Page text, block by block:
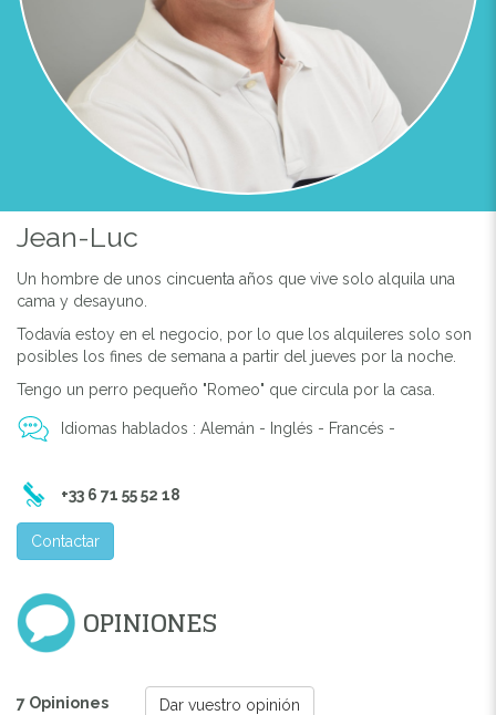
Previous
Jean-Luc
Un hombre de unos cincuenta años que vive solo alquila una
cama y desayuno.
Todavía estoy en el negocio, por lo que los alquileres solo son
posibles los fines de semana a partir del jueves por la noche.
Tengo un perro pequeño "Romeo" que circula por la casa.
Idiomas hablados : Alemán - Inglés - Francés -
+33 6 71 55 52 18
Contactar
OPINIONES
7 Opiniones Dar vuestro opinión